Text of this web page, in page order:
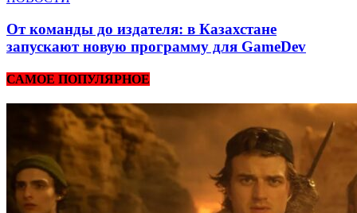
От команды до издателя: в Казахстане
запускают новую программу для GameDev
САМОЕ ПОПУЛЯРНОЕ